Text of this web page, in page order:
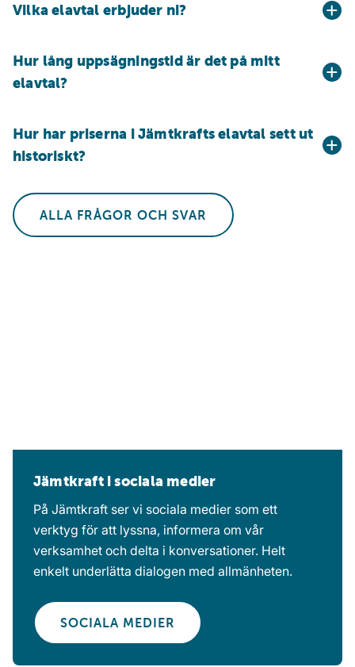
Vilka elavtal erbjuder ni?
Hur lång uppsägningstid är det på mitt
elavtal?
Hur har priserna i Jämtkrafts elavtal sett ut
historiskt?
ALLA FRÅGOR OCH SVAR
Jämtkraft i sociala medier
På Jämtkraft ser vi sociala medier som ett
verktyg för att lyssna, informera om vår
verksamhet och delta i konversationer. Helt
enkelt underlätta dialogen med allmänheten.
SOCIALA MEDIER